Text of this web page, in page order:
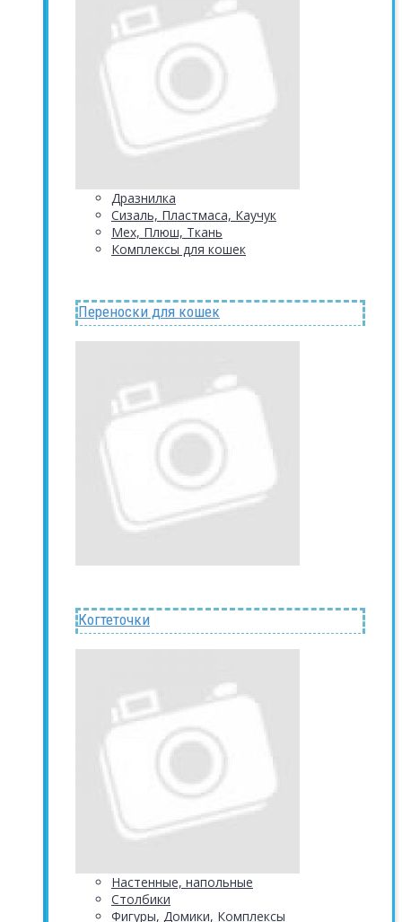
Дразнилка
Сизаль, Пластмаса, Каучук
Мех, Плюш, Ткань
Комплексы для кошек
Переноски для кошек
Когтеточки
Настенные, напольные
Столбики
Фигуры, Домики, Комплексы